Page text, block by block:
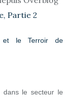
et le Terroir de
dans le secteur le